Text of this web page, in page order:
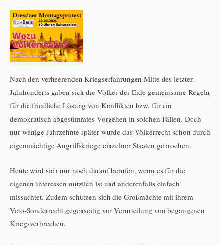
Nach den verheerenden Kriegserfahrungen Mitte des letzten
Jahrhunderts gaben sich die Völker der Erde gemeinsame Regeln
für die friedliche Lösung von Konflikten bzw. für ein
demokratisch abgestimmtes Vorgehen in solchen Fällen. Doch
nur wenige Jahrzehnte später wurde das Völkerrecht schon durch
eigenmächtige Angriffskriege einzelner Staaten gebrochen.
Heute wird sich nur noch darauf berufen, wenn es für die
eigenen Interessen nützlich ist und anderenfalls einfach
missachtet. Zudem schützen sich die Großmächte mit ihrem
Veto-Sonderrecht gegenseitig vor Verurteilung von begangenen
Kriegsverbrechen.